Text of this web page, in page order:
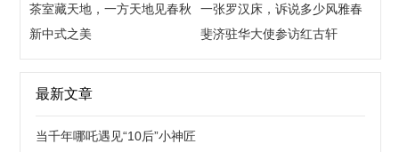
方生活美学
来宾
茶室藏天地，一方天地见春秋
一张罗汉床，诉说多少风雅春
秋
新中式之美 斐济驻华大使参访红古轩
最新文章
当千年哪吒遇见“10后”小神匠